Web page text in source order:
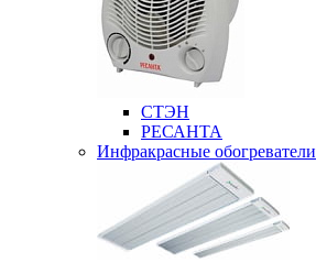
СТЭН
РЕСАНТА
Инфракрасные обогреватели